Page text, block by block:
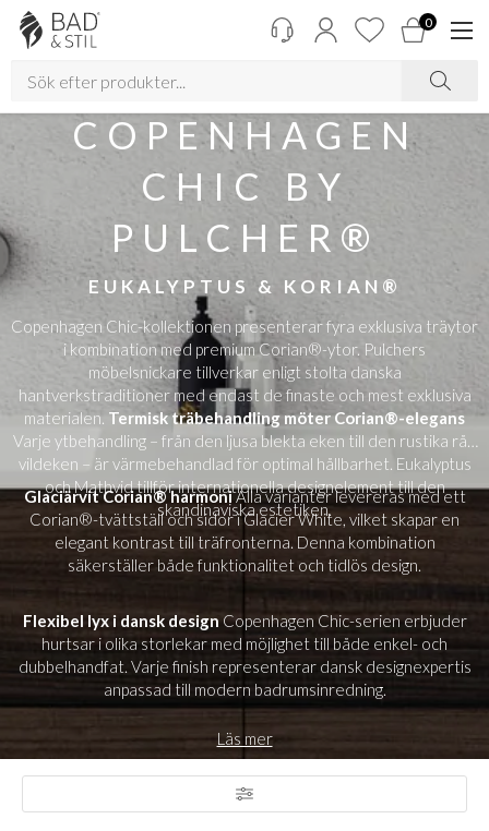
0
COPENHAGEN
CHIC BY
PULCHER®
EUKALYPTUS & KORIAN®
Copenhagen Chic-kollektionen presenterar fyra exklusiva träytor
i kombination med premium Corian®-ytor. Pulchers
möbelsnickare tillverkar enligt stolta danska
hantverkstraditioner med endast de finaste och mest exklusiva
materialen. Termisk träbehandling möter Corian®-elegans
Varje ytbehandling – från den ljusa blekta eken till den rustika råa
vildeken – är värmebehandlad för optimal hållbarhet. Eukalyptus
och Mathvid tillför internationella designelement till den
skandinaviska estetiken.
Glaciärvit Corian® harmoniAlla varianter levereras med ett
Corian®-tvättställ och sidor i Glacier White, vilket skapar en
elegant kontrast till träfronterna. Denna kombination
säkerställer både funktionalitet och tidlös design.
Flexibel lyx i dansk designCopenhagen Chic-serien erbjuder
hurtsar i olika storlekar med möjlighet till både enkel- och
dubbelhandfat. Varje finish representerar dansk designexpertis
anpassad till modern badrumsinredning.
Läs mer